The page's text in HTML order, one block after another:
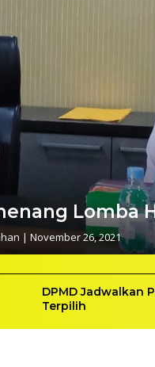
Lomba
| November 26, 2021
DPMD Jadwalkan
Terpilih